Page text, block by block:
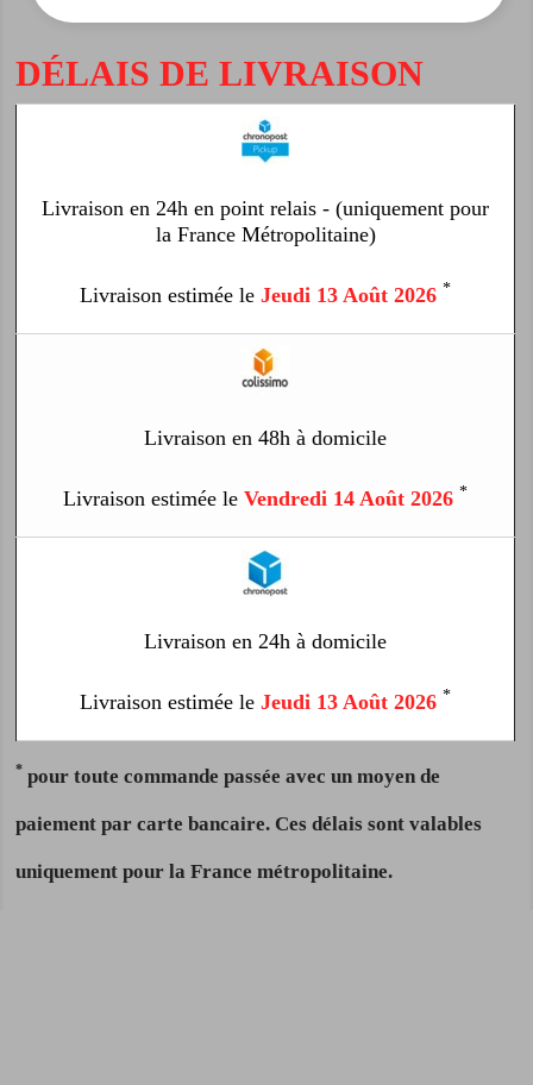
DÉLAIS DE LIVRAISON
Livraison en 24h en point relais - (uniquement pour
la France Métropolitaine)
Livraison estimée le Jeudi 13 Août 2026 *
Livraison en 48h à domicile
Livraison estimée le Vendredi 14 Août 2026 *
Livraison en 24h à domicile
Livraison estimée le Jeudi 13 Août 2026 *
* pour toute commande passée avec un moyen de
paiement par carte bancaire. Ces délais sont valables
uniquement pour la France métropolitaine.